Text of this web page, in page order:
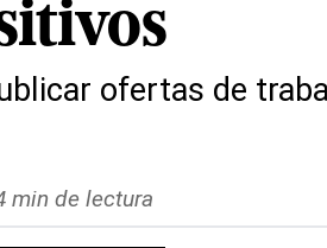
ofertas de
min de lectura